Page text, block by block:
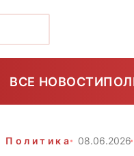
ВСЕ НОВОСТИ
Политика 08.06.2026